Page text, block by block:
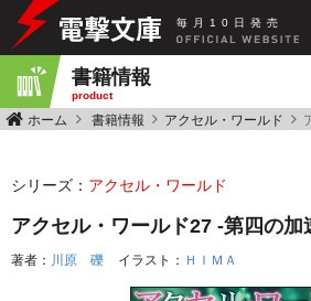
毎 月 10 日 発 売
書籍情報
product
ホーム 書籍情報 アクセル・ワールド
シリーズ： アクセル・ワールド
アクセル・ワールド27 -第四の加
著者： 川原 礫 イラスト： ＨＩＭＡ